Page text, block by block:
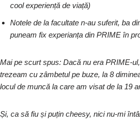
cool experiență de viață)
Notele de la facultate n-au suferit, ba
puneam fix experianța din PRIME în
Mai pe scurt spus: Dacă nu era PRIME-
trezeam cu zâmbetul pe buze, la 8
locul de muncă la care am visat de la 19
Și, ca să fiu și puțin cheesy, nici nu-mi